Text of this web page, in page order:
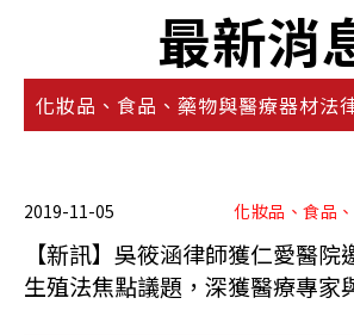
最新消
化妝品、食品、藥物與醫療器材法
2019-11-05 化妝品、食品
【新訊】吳筱涵律師獲仁愛醫
生殖法焦點議題，深獲醫療專家